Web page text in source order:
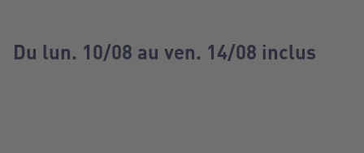
Du lun. 10/08 au ven. 14/08 inclus